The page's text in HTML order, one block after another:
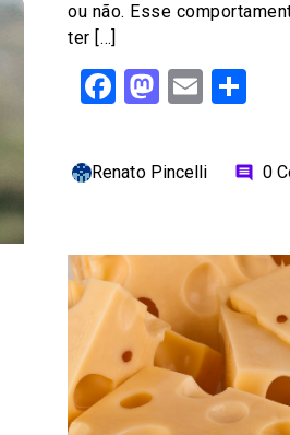
ou não. Esse
ter […]
Facebook
Email
Renato Pincelli comment 0